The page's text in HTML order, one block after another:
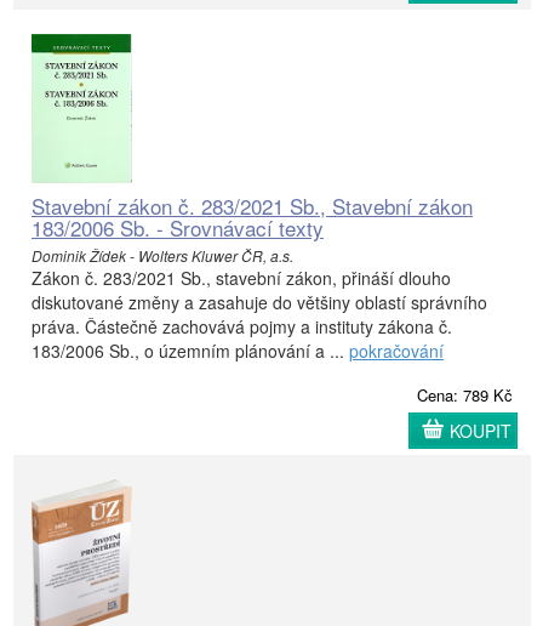
Stavební zákon č. 283/2021 Sb., Stavební zákon
183/2006 Sb. - Srovnávací texty
Dominik Žídek - Wolters Kluwer ČR, a.s.
Zákon č. 283/2021 Sb., stavební zákon, přináší dlouho
diskutované změny a zasahuje do většiny oblastí správního
práva. Částečně zachovává pojmy a instituty zákona č.
183/2006 Sb., o územním plánování a ... pokračování
Cena: 789 Kč
KOUPIT